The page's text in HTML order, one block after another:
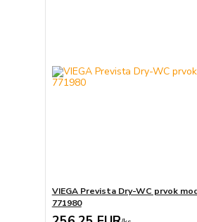
VIEGA Prevista Dry-WC prvok
771980